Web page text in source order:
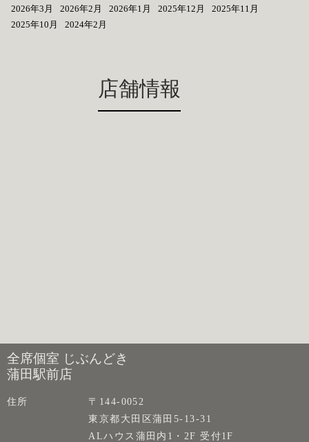
2026年3月
2026年2月 2026年1月 2025年12月
2025年11月
2025年10月
2024年2月
店舗情報
全席個室 じぶんどき
蒲田駅前店
住所
〒144-0052
東京都大田区蒲田5-13-31
ALハウス蒲田内1・2F 受付1F